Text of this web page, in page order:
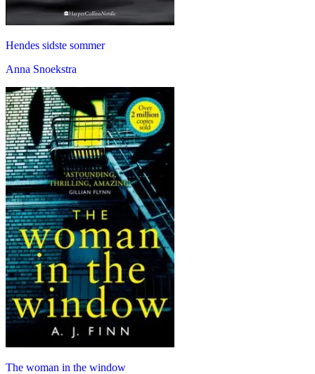
Hendes sidste sommer
Anna Snoekstra
The woman in the window